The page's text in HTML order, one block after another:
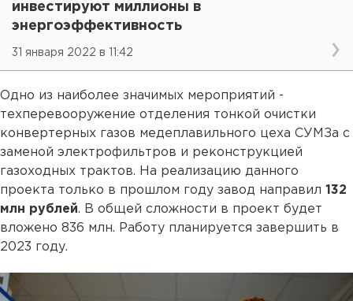
инвестируют миллионы в
энергоэффективность
31 января 2022 в 11:42
Одно из наиболее значимых мероприятий -
техперевооружение отделения тонкой очистки
конвертерных газов медеплавильного цеха СУМЗа с
заменой электрофильтров и реконструкцией
газоходных трактов. На реализацию данного
проекта только в прошлом году завод направил 132
млн рублей. В общей сложности в проект будет
вложено 836 млн. Работу планируется завершить в
2023 году.